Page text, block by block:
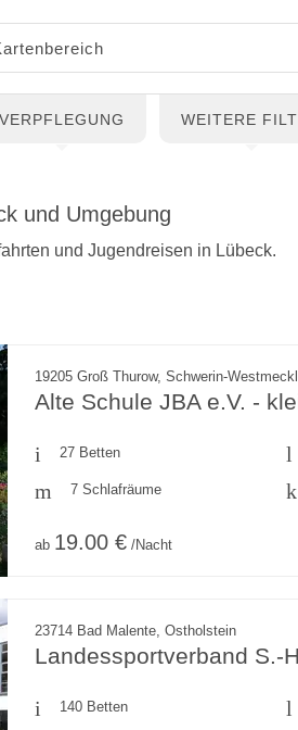
VERPFLEGUNG WEITERE
und Umgebung
und Jugendreisen in Lübeck.
19205 Groß Thurow, Schwerin-
Alte Schule JBA e.V. -
27 Betten
7 Schlafräume
ab 19.00 € /Nacht
23714 Bad Malente, Ostholstein
Landessportverband S.-
140 Betten